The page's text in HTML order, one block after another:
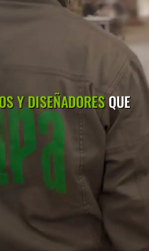
Y DISEÑADORESQUE